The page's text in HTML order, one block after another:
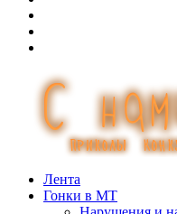
Лента
Гонки в МТ